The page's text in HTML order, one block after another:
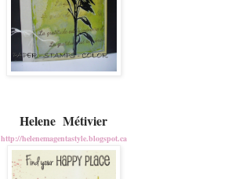
Helene Métivier
http://helenemagentastyle.blogspot.ca